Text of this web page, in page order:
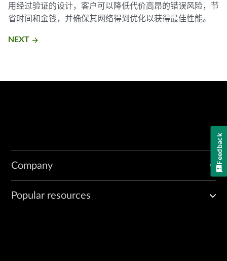
用经过验证的设计，客户可以降低代价高昂的错误风险，节
省时间和金钱，并确保其网络得到优化以获得最佳性能。
NEXT arrow_forward
Company
Popular resources
Feedback